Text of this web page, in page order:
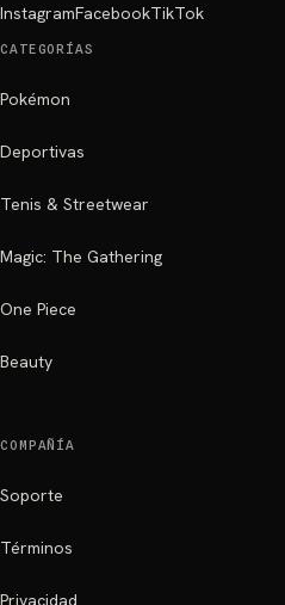
InstagramFacebookTikTok
CATEGORÍAS
Pokémon
Deportivas
Tenis & Streetwear
Magic: The Gathering
One Piece
Beauty
COMPAÑÍA
Soporte
Términos
Privacidad